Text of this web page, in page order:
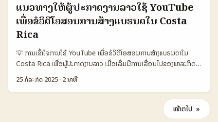
ໃຊ້ຈ່າຍທີ່ສາມາດຄວບຄຸມໄດ້ ແລະຄຸນນະພາບກໍ່ສາມາດສ້າງຄວາມເຫັນດີໃນຕະຫຼາດ
ໄດ້ດີ. ...
ລາວ 1.8 30% ການສ້າງການມີສ່ວນຮ່ວມກັບລູກຄ້າ Facebook + Line
ມາເລເຊຍ 9.0 38% ການເພີ່ມຂີດຄວາມເປັນພາບພິເສດຂອງສິນຄ້າ Line +
Shopee ເຫັນໄດ້ຊັດເຈນວ່າ ອອມານເປັນຕະຫຼາດທີ່ການໂປຣໂມຊັນສິນຄ້າລາຍ
ກຳກັດໃນ Line ໄດ້ຜົນດີສູງສຸດ ເພາະວ່າມີອັດຕາການຂາຍສິນຄ້າລາຍກຳກັດທີ່ສູງ
ແລະ ການສ້າງກິດຈະກຳກະຕຸ້ນຜູ້ໃຊ້ຢ່າງແຈ້ງແຈ້ງເລີຍ. ລາວມີສ່ວນຮ່ວມທີ່ຕໍ່ຕ້ານ
ກັບອອມານ, ແລະມາເລເຊຍມີຄວາມສົນໃຈສູງໃນການພັດທະນາສິນຄ້າລາຍກຳກັດ
ຜ່ານ Line. ...
ແບຣນດໃນຊີປຣັດ, ຈະເຮັດໃຫ້ທ່ານສາມາດສ້າງການຕະຫຼາດທີ່ມີພລະດັບ ແລະ
ດຶງດູດຄົນໃຊ້ງານໄດ້ຢ່າງມີປະສິດທິພາບ. ຢ່າງໃດກໍຕາມ, ການສົ່ງເສີມທີ່ດີຕ້ອງ
ມີການວາງແຜນຢ່າງລະອຽດ ແລະເນັ້ນການສ້າງຄ່າທ້ອງຖິ່ນທີ່ສາມາດເຊື່ອມຕໍ່ກັບ
ການແຂ່ງຂັນທາງດິຈິຕອນ ແລະຄວາມແຕກຕ່າງຂອງຕົວເລືອກແພດຟອມ.
vkontakte ເປັນແພດຟອມທີ່ສາມາດຊ່ວຍສ້າງຄວາມຜູກມັນກັບຊຸມຊົນໄດ້ຢ່າງ
ມີພລະດັບ ແລະເຮັດໃຫ້ການເປີດຮ້ານຂອງທ່ານເປັນທີ່ຈົບສຸດຍອດ. 📊 ຕາຕະລາງ
ປະເທດ/ແພດຟອມ ຈໍານວນຜູ້ໃຊ້ (ລ້ານຄົນ) ອັດຕາເພີ່ມຂຶ້ນຜູ້ໃຊ້ (%)
ການກະທົບຕໍ່ການຕະຫຼາດ (%) ຄວາມຍາວເວລາການໃຊ້ຕໍ່ມື້ (ນາທີ) ຊີປຣັດ
(Cyprus) 1.2 15 20 1.5 ລາວ (Laos) 0.3 7 8 0.8 ລົດຊຽນ (Russia)
ແນວທາງໃຫ້ຜູ້ປະກາດງານລາວໃຊ້ YouTube
ເພື່ອຂໍວິດີໂອສອນການສ້າງແບຣນດໃນ Costa
Rica
💡 ການເຂົ້າໃຈການໃຊ້ YouTube ເພື່ອຂໍວິດີໂອສອນການສ້າງແບຣນດາໃນ
Costa Rica ເພື່ອຜູ້ປະກາດງານລາວ ເມື່ອເລີ່ມມີການເລື່ອນໄປຂອງພາລະກິດ
ການຕະຫຼາດອອນໄລນ໌, YouTube ໄດ້ກາຍເປັນສະພາບດີສໍາລັບແບຣນດໃຫ້
ເຂົ້າເຖິງຜູ້ບໍລິໂພກໄດ້ງ່າຍ ແລະເພີ່ມທັກສະໃນການສ້າງເນື້ອຫາທີ່ມີຄຸນນະພາບ. ໃນ
ກອງເທັກໂນໂລຍີ AI ທີ່ກໍ່ຂຶ້ນມາໃໝ່ໆ ບໍ່ພຽງແຕ່ຊ່ວຍໃຫ້ຜູ້ສ້າງສາມາດສ້າງວິດີໂອ
ດ້ວຍໃບ້ຫາກັບຄວາມສ່ວນຕົວໄດ້ງ່າຍຂຶ້ນ, ແຕ່ຍັງມີຄວາມສາມາດໃນການສ້າງວິດີໂອ
ສອນເພື່ອແບຣນດໂດຍບໍ່ຕ້ອງຕົວຕົນແລະບໍ່ຕ້ອງຖ່າຍທີ່ຈິງຂອງຜູ້ສ້າງ. Costa
25 ກໍລະກົດ 2025· 2 ນາທີ
ໜ້າຕໍ່ໄປ »